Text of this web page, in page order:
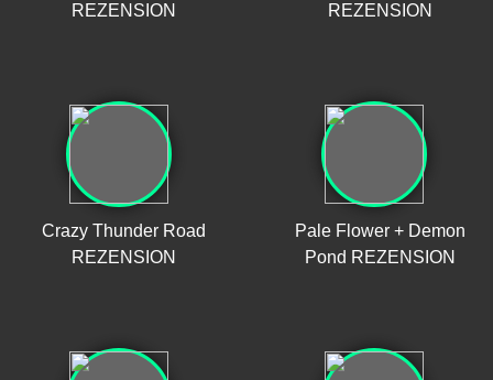
REZENSION
REZENSION
Crazy Thunder Road
REZENSION
Pale Flower + Demon
Pond REZENSION